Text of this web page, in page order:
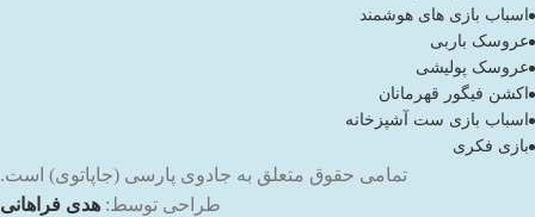
اسباب بازی های هوشمند
عروسک باربی
عروسک پولیشی
اکشن فیگور قهرمانان
اسباب بازی ست آشپزخانه
بازی فکری
تمامی حقوق متعلق به جادوی پارسی (جاپاتوی) است.
طراحی توسط: هدی فراهانی